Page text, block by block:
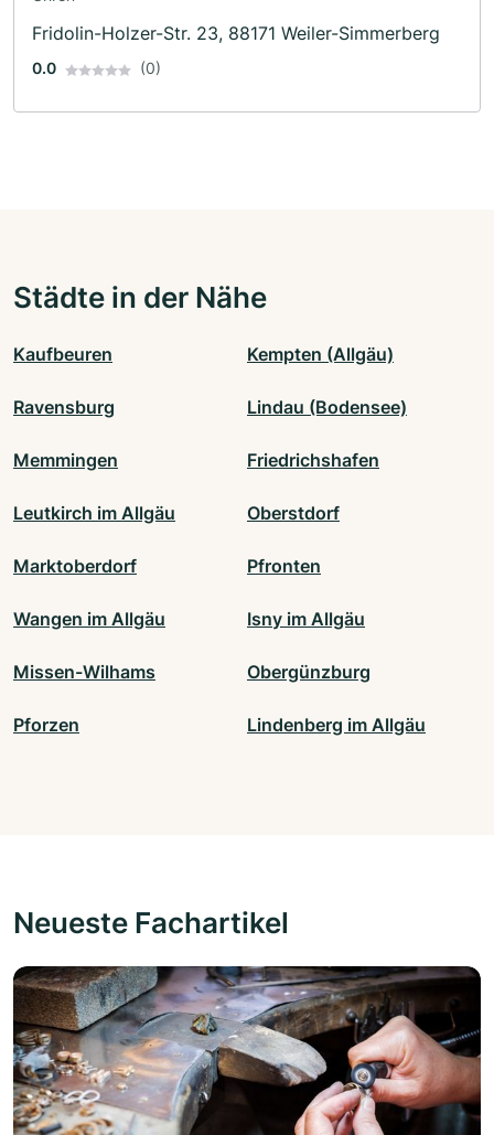
Fridolin-Holzer-Str. 23, 88171 Weiler-Simmerberg
0.0 (0)
Städte in der Nähe
Kaufbeuren Kempten (Allgäu)
Ravensburg Lindau (Bodensee)
Memmingen Friedrichshafen
Leutkirch im Allgäu Oberstdorf
Marktoberdorf Pfronten
Wangen im Allgäu Isny im Allgäu
Missen-Wilhams Obergünzburg
Pforzen Lindenberg im Allgäu
Neueste Fachartikel